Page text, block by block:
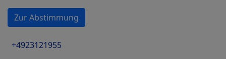
Zur Abstimmung
+4923121955